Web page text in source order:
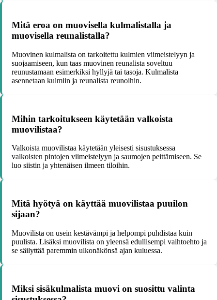
Mitä eroa on muovisella kulmalistalla ja
muovisella reunalistalla?
Muovinen kulmalista on tarkoitettu kulmien viimeistelyyn ja
suojaamiseen, kun taas muovinen reunalista soveltuu
reunustamaan esimerkiksi hyllyjä tai tasoja. Kulmalista
asennetaan kulmiin ja reunalista reunoihin.
Mihin tarkoitukseen käytetään valkoista
muovilistaa?
Valkoista muovilistaa käytetään yleisesti sisustuksessa
valkoisten pintojen viimeistelyyn ja saumojen peittämiseen. Se
luo siistin ja yhtenäisen ilmeen tiloihin.
Mitä hyötyä on käyttää muovilistaa puuilon
sijaan?
Muovilista on usein kestävämpi ja helpompi puhdistaa kuin
puulista. Lisäksi muovilista on yleensä edullisempi vaihtoehto ja
se säilyttää paremmin ulkonäkönsä ajan kuluessa.
Miksi sisäkulmalista muovi on suosittu valinta